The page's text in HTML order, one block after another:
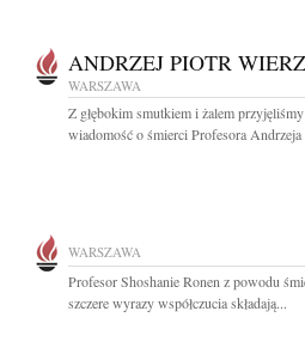
ANDRZEJ PIOTR
WARSZAWA
Z głębokim smutkiem i żalem przyjęliśmy
wiadomość o śmierci Profesora Andrzeja
WARSZAWA
Profesor Shoshanie Ronen z powodu
szczere wyrazy współczucia składają...